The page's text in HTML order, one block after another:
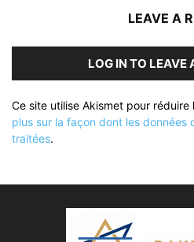
LEAVE A
LOG IN TO LEAVE
Ce site utilise Akismet pour réduire
plus sur la façon dont les données
traitées.